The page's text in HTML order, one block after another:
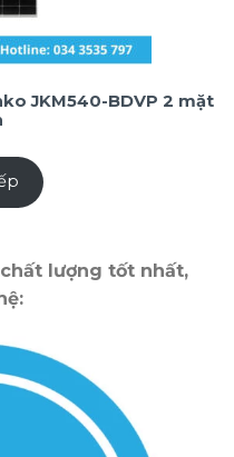
JKM540-BDVP 2 mặt
lượng tốt nhất,